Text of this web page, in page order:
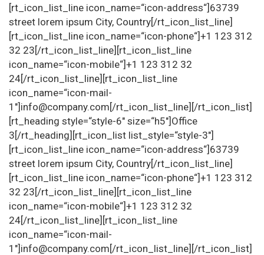
[rt_icon_list_line icon_name=“icon-address“]63739
street lorem ipsum City, Country[/rt_icon_list_line]
[rt_icon_list_line icon_name=“icon-phone“]+1 123 312
32 23[/rt_icon_list_line][rt_icon_list_line
icon_name=“icon-mobile“]+1 123 312 32
24[/rt_icon_list_line][rt_icon_list_line
icon_name=“icon-mail-
1″]info@company.com[/rt_icon_list_line][/rt_icon_list]
[rt_heading style=“style-6″ size=“h5″]Office
3[/rt_heading][rt_icon_list list_style=“style-3″]
[rt_icon_list_line icon_name=“icon-address“]63739
street lorem ipsum City, Country[/rt_icon_list_line]
[rt_icon_list_line icon_name=“icon-phone“]+1 123 312
32 23[/rt_icon_list_line][rt_icon_list_line
icon_name=“icon-mobile“]+1 123 312 32
24[/rt_icon_list_line][rt_icon_list_line
icon_name=“icon-mail-
1″]info@company.com[/rt_icon_list_line][/rt_icon_list]